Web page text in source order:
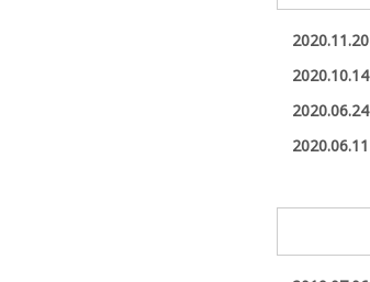
2020.11.20
2020.10.14
2020.06.24
2020.06.11